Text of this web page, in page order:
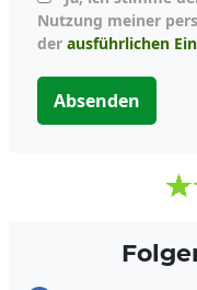
Nutzung meiner
der ausführlichen
Absenden